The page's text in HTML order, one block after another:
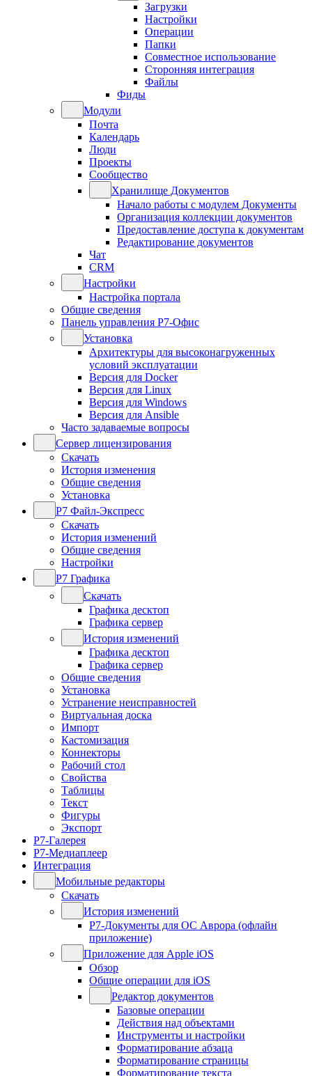
Загрузки
Настройки
Операции
Папки
Совместное использование
Сторонняя интеграция
Файлы
Фиды
Модули
Почта
Календарь
Люди
Проекты
Сообщество
Хранилище Документов
Начало работы с модулем Документы
Организация коллекции документов
Предоставление доступа к документам
Редактирование документов
Чат
CRM
Настройки
Настройка портала
Общие сведения
Панель управления Р7-Офис
Установка
Архитектуры для высоконагруженных
условий эксплуатации
Версия для Docker
Версия для Linux
Версия для Windows
Версия для Ansible
Часто задаваемые вопросы
Сервер лицензирования
Скачать
История изменения
Общие сведения
Установка
Р7 Файл-Экспресс
Скачать
История изменений
Общие сведения
Настройки
Р7 Графика
Скачать
Графика десктоп
Графика сервер
История изменений
Графика десктоп
Графика сервер
Общие сведения
Установка
Устранение неисправностей
Виртуальная доска
Импорт
Кастомизация
Коннекторы
Рабочий стол
Свойства
Таблицы
Текст
Фигуры
Экспорт
Р7-Галерея
Р7-Медиаплеер
Интеграция
Мобильные редакторы
Скачать
История изменений
Р7-Документы для ОС Аврора (офлайн
приложение)
Приложение для Apple iOS
Обзор
Общие операции для iOS
Редактор документов
Базовые операции
Действия над объектами
Инструменты и настройки
Форматирование абзаца
Форматирование страницы
Форматирование текста